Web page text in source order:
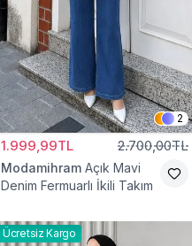
2
1.999,99TL 2.700,00TL
Modamihram Açık Mavi
Denim Fermuarlı İkili Takım
Ücretsiz Kargo